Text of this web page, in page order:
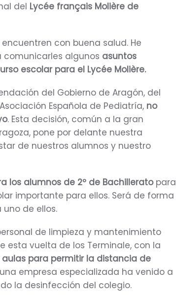
del Lycée français Molière de
con buena salud. He
algunos asuntos
escolar para el Lycée Molière.
del Gobierno de Aragón, del
Española de Pediatría, no
. Esta decisión, común a la gran
pone por delante nuestra
de nuestros alumnos y nuestro
los alumnos de 2º de Bachilleratopara
importante para ellos. Será de forma
de ellos.
de limpieza y mantenimiento
esta vuelta de los Terminale, con la
para permitir la distancia de
una empresa especializada ha venido a
la desinfección del colegio.